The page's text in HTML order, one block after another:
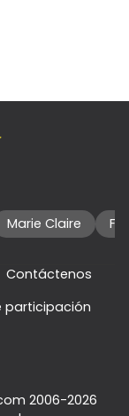
Marie Claire
Contáctenos
participación
2006-2026